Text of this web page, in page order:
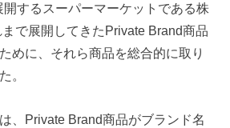
するスーパーマーケットである株
で展開してきたPrivate Brand商品
めに、それら商品を総合的に取り
。
、Private Brand商品がブランド名